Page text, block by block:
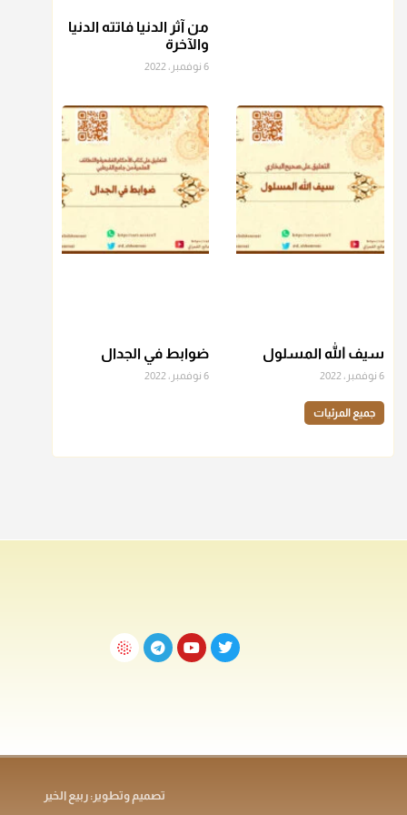
عامة الصحابة والفقهاء يفضلون إخراج صاع من البر أو التمر في
زكاة الفطر، ومنهم من جوّز العدول إلى الرز، ومنهم جوز إخراج
قيمة الصاع..فمن شق عليه إخراج الطعام هذه الأيام وأراد إخراج
القيمة فلا بأس ولا ينكر عليه
صراعهم مع متطلبات الحياة كبير
منذ 3 شهر
من آثر الدنيا فاتته الدنيا
والآخرة
6 نوفمبر، 2022
سيف الله المسلول
6 نوفمبر، 2022
ضوابط في الجدال
6 نوفمبر، 2022
جميع المرئيات
تصميم وتطوير: ربيع الخير